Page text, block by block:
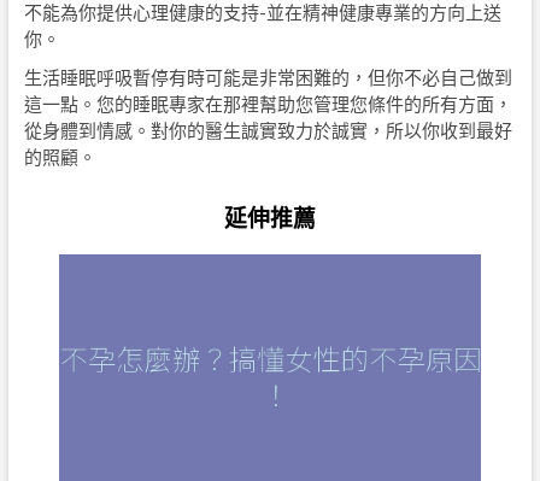
不能為你提供心理健康的支持-並在精神健康專業的方向上送
你。
生活睡眠呼吸暫停有時可能是非常困難的，但你不必自己做到
這一點。您的睡眠專家在那裡幫助您管理您條件的所有方面，
從身體到情感。對你的醫生誠實致力於誠實，所以你收到最好
的照顧。
延伸推薦